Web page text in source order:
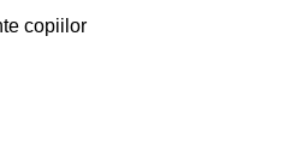
copiilor